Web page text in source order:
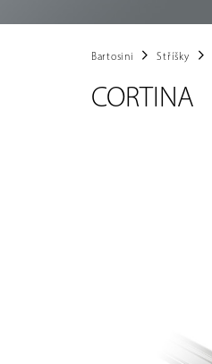
Bartosini chevron_right Stříšky chevron_right
CORTINA